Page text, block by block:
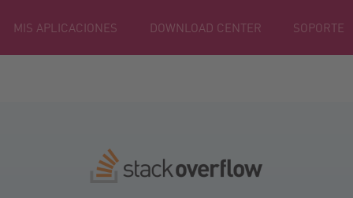
MIS APLICACIONES DOWNLOAD CENTER SOPORTE